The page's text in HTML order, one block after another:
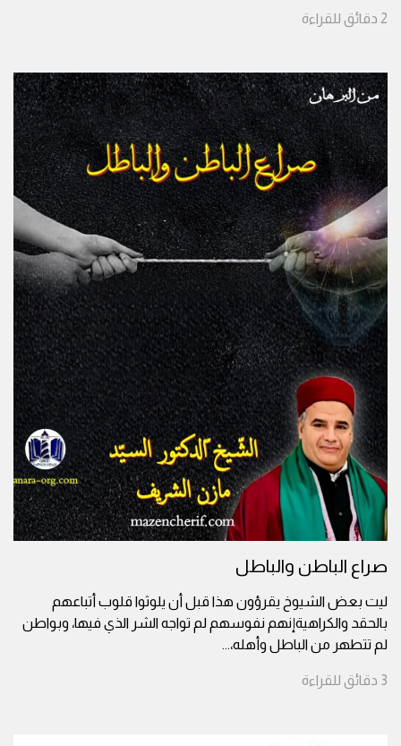
2 دقائق للقراءة
صراع الباطن والباطل
ليت بعض الشيوخ يقرؤون هذا قبل أن يلوثوا قلوب أتباعهم
بالحقد والكراهيةإنهم نفوسهم لم تواجه الشر الذي فيها، وبواطن
لم تتطهر من الباطل وأهله،...
3 دقائق للقراءة